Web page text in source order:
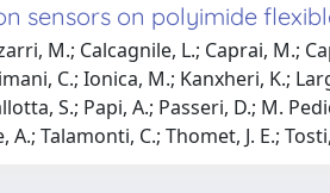
sensors on polyimide
M.; Calcagnile, L.; Caprai, M.;
C.; Ionica, M.; Kanxheri, K.;
S.; Papi, A.; Passeri, D.; M.
Talamonti, C.; Thomet, J. E.;